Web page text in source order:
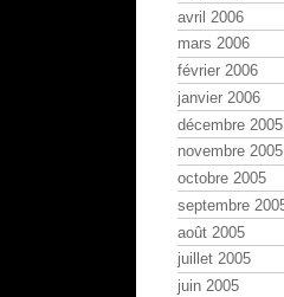
avril 2006
mars 2006
février 2006
janvier 2006
décembre 2005
novembre 2005
octobre 2005
septembre
août 2005
juillet 2005
juin 2005